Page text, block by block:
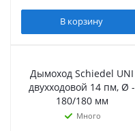
В корзину
Дымоход Schiedel UNI
двухходовой 14 пм, Ø -
180/180 мм
Много